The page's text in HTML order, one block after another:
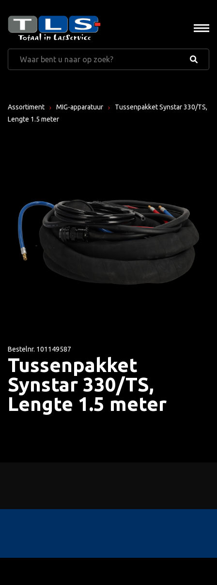
Assortiment MIG-apparatuur
Tussenpakket Synstar 330/TS,
Lengte 1.5 meter
Bestelnr. 101149587
Tussenpakket
Synstar 330/TS,
Lengte 1.5 meter